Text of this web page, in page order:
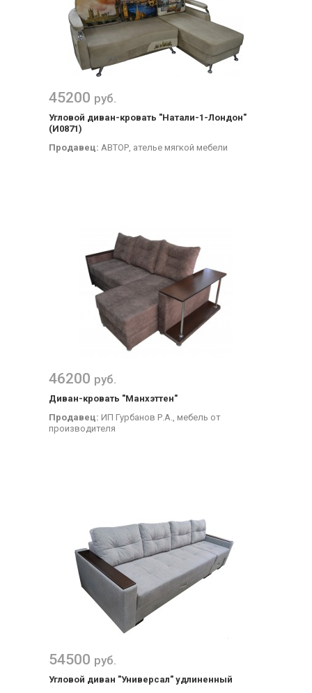
45200 руб.
Угловой диван-кровать "Натали-1-Лондон"
(И0871)
Продавец: АВТОР, ателье мягкой мебели
46200 руб.
Диван-кровать "Манхэттен"
Продавец: ИП Гурбанов Р.А., мебель от
производителя
54500 руб.
Угловой диван "Универсал" удлиненный